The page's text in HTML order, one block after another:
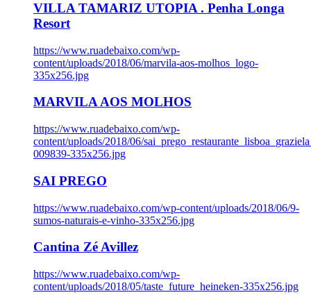
VILLA TAMARIZ UTOPIA . Penha Longa
Resort
https://www.ruadebaixo.com/wp-
content/uploads/2018/06/marvila-aos-molhos_logo-
335x256.jpg
MARVILA AOS MOLHOS
https://www.ruadebaixo.com/wp-
content/uploads/2018/06/
009839-335x256.jpg
SAI PREGO
https://www.ruadebaixo.com/wp-content/uploads/2018/06/9-
sumos-naturais-e-vinho-335x256.jpg
Cantina Zé Avillez
https://www.ruadebaixo.com/wp-
content/uploads/2018/05/taste_future_heineken-335x256.jpg